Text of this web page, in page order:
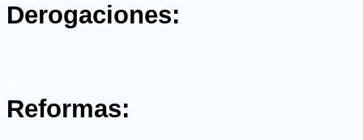
Derogaciones:
Reformas: